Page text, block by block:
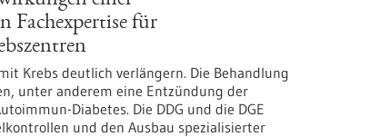
Fachexpertise für
Krebs deutlich verlängern. Die Behandlung
unter anderem eine Entzündung der
Diabetes. Die DDG und die DGE
und den Ausbau spezialisierter